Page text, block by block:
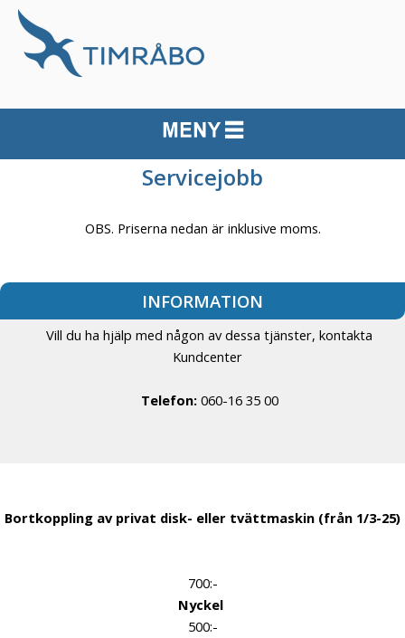
Servicejobb
OBS. Priserna nedan är inklusive moms.
INFORMATION
Vill du ha hjälp med någon av dessa tjänster, kontakta
Kundcenter
Telefon:060-16 35 00
Bortkoppling av privat disk- eller tvättmaskin (från 1/3-25)
700:-
Nyckel
500:-